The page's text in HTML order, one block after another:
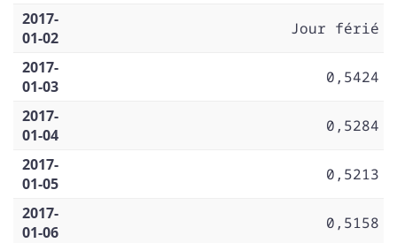
2017-
01-02
Jour férié
2017-
01-03
0,5424
2017-
01-04
0,5284
2017-
01-05
0,5213
2017-
01-06
0,5158